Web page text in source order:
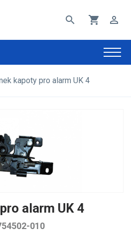
search shopping_cart perm_identity
kapoty pro alarm UK 4
alarm UK 4
010